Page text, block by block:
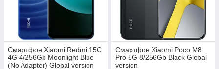
Смартфон Xiaomi Redmi 15C
4G 4/256Gb Moonlight Blue
(No Adapter) Global version
Смартфон Xiaomi Poco M8
Pro 5G 8/256Gb Black Global
version